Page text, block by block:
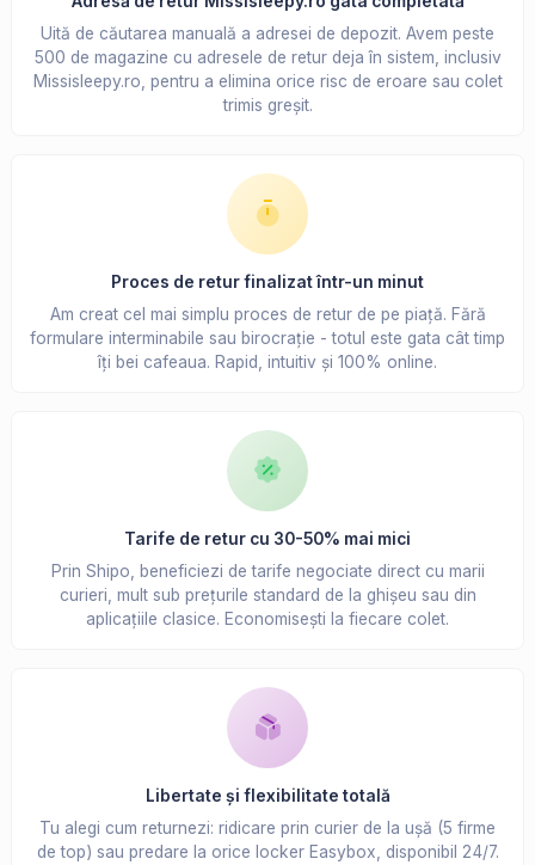
Uită de căutarea manuală a adresei de depozit. Avem peste
500 de magazine cu adresele de retur deja în sistem, inclusiv
Missisleepy.ro, pentru a elimina orice risc de eroare sau colet
trimis greșit.
Proces de retur finalizat într-un minut
Am creat cel mai simplu proces de retur de pe piață. Fără
formulare interminabile sau birocrație - totul este gata cât timp
îți bei cafeaua. Rapid, intuitiv și 100% online.
Tarife de retur cu 30-50% mai mici
Prin Shipo, beneficiezi de tarife negociate direct cu marii
curieri, mult sub prețurile standard de la ghișeu sau din
aplicațiile clasice. Economisești la fiecare colet.
Libertate și flexibilitate totală
Tu alegi cum returnezi: ridicare prin curier de la ușă (5 firme
de top) sau predare la orice locker Easybox, disponibil 24/7.